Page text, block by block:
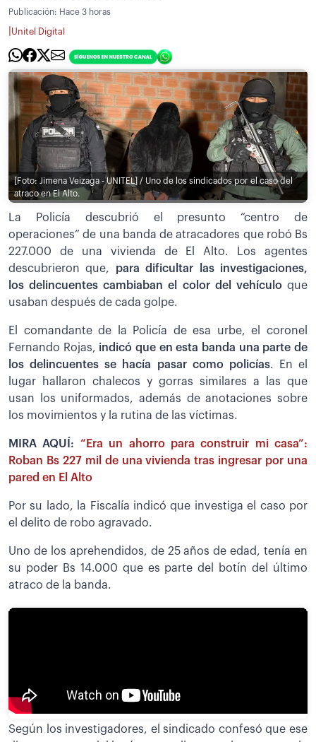
Publicación: Hace 3 horas
Unitel Digital
[Foto: Jimena Veizaga - UNITEL] / Uno de los sindicados por el caso del
atraco en El Alto.
La Policía descubrió el presunto “centro de
operaciones” de una banda de atracadores que robó Bs
227.000 de una vivienda de El Alto. Los agentes
descubrieron que, para dificultar las investigaciones,
los delincuentes cambiaban el color del vehículoque
usaban después de cada golpe.
El comandante de la Policía de esa urbe, el coronel
Fernando Rojas, indicó que en esta banda una parte de
los delincuentes se hacía pasar como policías. En el
lugar hallaron chalecos y gorras similares a las que
usan los uniformados, además de anotaciones sobre
los movimientos y la rutina de las víctimas.
MIRA AQUÍ: “Era un ahorro para construir mi casa”:
Roban Bs 227 mil de una vivienda tras ingresar por una
pared en El Alto
Por su lado, la Fiscalía indicó que investiga el caso por
el delito de robo agravado.
Uno de los aprehendidos, de 25 años de edad, tenía en
su poder Bs 14.000 que es parte del botín del último
atraco de la banda.
Según los investigadores, el sindicado confesó que ese